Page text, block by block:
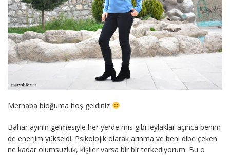
Merhaba bloğuma hoş geldiniz
Bahar ayının gelmesiyle her yerde mis gibi leylaklar açınca benim
de enerjim yükseldi. Psikolojik olarak arınma ve beni dibe çeken
ne kadar olumsuzluk, kişiler varsa bir bir terkediyorum. Bu o